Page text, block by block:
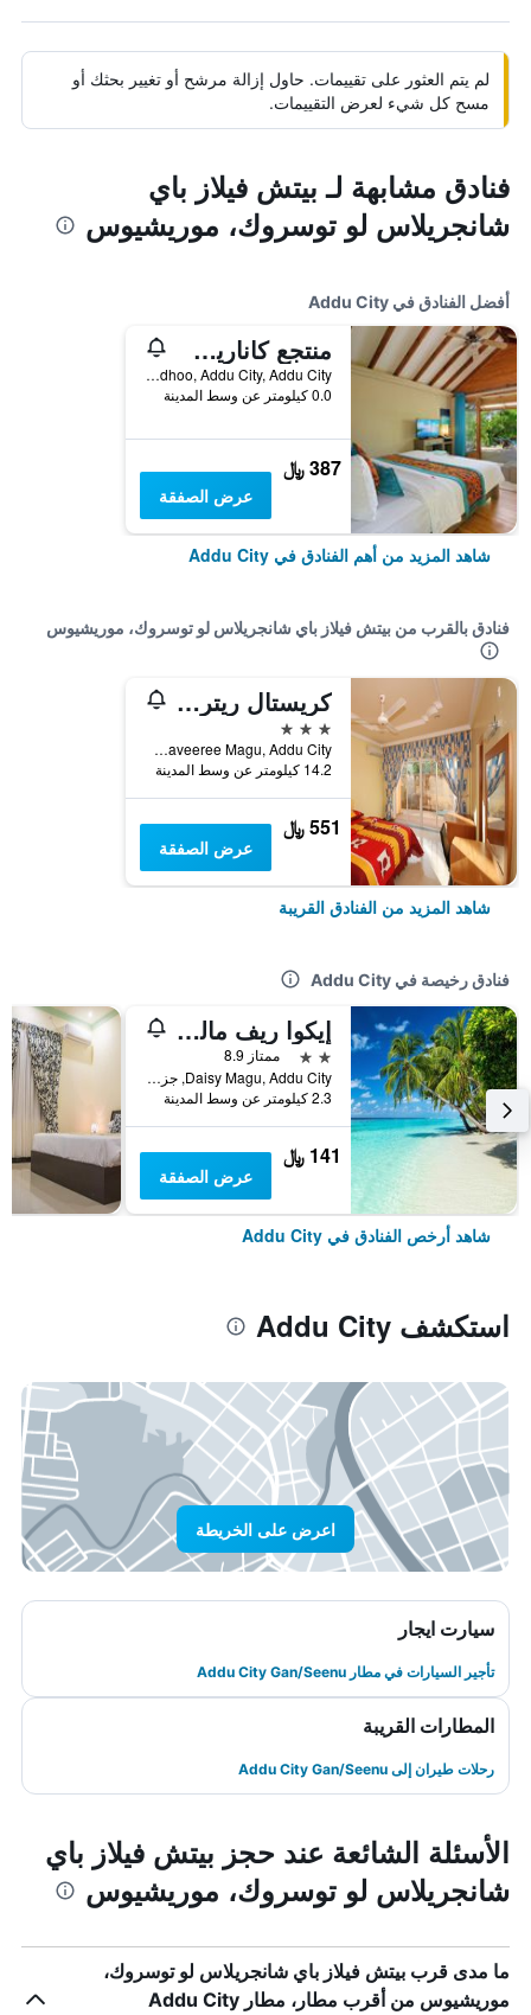
لم يتم العثور على تقييمات. حاول إزالة مرشح أو تغيير بحثك أو
مسح كل شيء لعرض التقييمات.
فنادق مشابهة لـ بيتش فيلاز باي
شانجريلاس لو توسروك، موريشيوس
أفضل الفنادق في Addu City
منتجع كاناريف المالديف
Hulhudhoo, Addu City, Addu City, جزر المالديف
0.0 كيلومتر عن وسط المدينة
387 ﷼
عرض الصفقة
شاهد المزيد من أهم الفنادق في Addu City
فنادق بالقرب من بيتش فيلاز باي شانجريلاس لو توسروك، موريشيوس
كريستال ريتريت
3 نجوم
Haveeree Magu, Addu City, جزر المالديف
14.2 كيلومتر عن وسط المدينة
551 ﷼
عرض الصفقة
شاهد المزيد من الفنادق القريبة
فنادق رخيصة في Addu City
إيكوا ريف مالديفز
2 نجمتين
ممتاز 8.9
Daisy Magu, Addu City, جزر المالديف
2.3 كيلومتر عن وسط المدينة
141 ﷼
عرض الصفقة
شاهد أرخص الفنادق في Addu City
استكشف Addu City
اعرض على الخريطة
سيارت ايجار
تأجير السيارات في مطار Addu City Gan/Seenu
المطارات القريبة
رحلات طيران إلى Addu City Gan/Seenu
الأسئلة الشائعة عند حجز بيتش فيلاز باي
شانجريلاس لو توسروك، موريشيوس
ما مدى قرب بيتش فيلاز باي شانجريلاس لو توسروك،
موريشيوس من أقرب مطار، مطار Addu City